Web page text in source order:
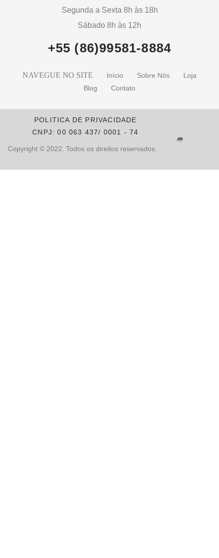
Segunda a Sexta 8h às 18h
Sábado 8h às 12h
+55 (86)99581-8884
NAVEGUE NO SITE Início Sobre Nós
Loja
Blog
Contato
POLITICA DE PRIVACIDADE
CNPJ: 00 063 437/ 0001 - 74
Copyright © 2022. Todos os direitos reservados.